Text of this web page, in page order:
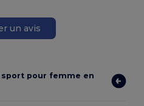
un avis
sport pour femme en